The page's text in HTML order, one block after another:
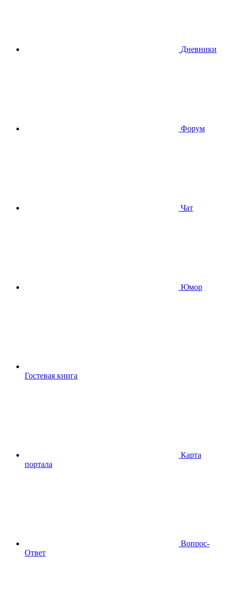
Дневники
Форум
Чат
Юмор
Гостевая книга
Карта
портала
Вопрос-
Ответ